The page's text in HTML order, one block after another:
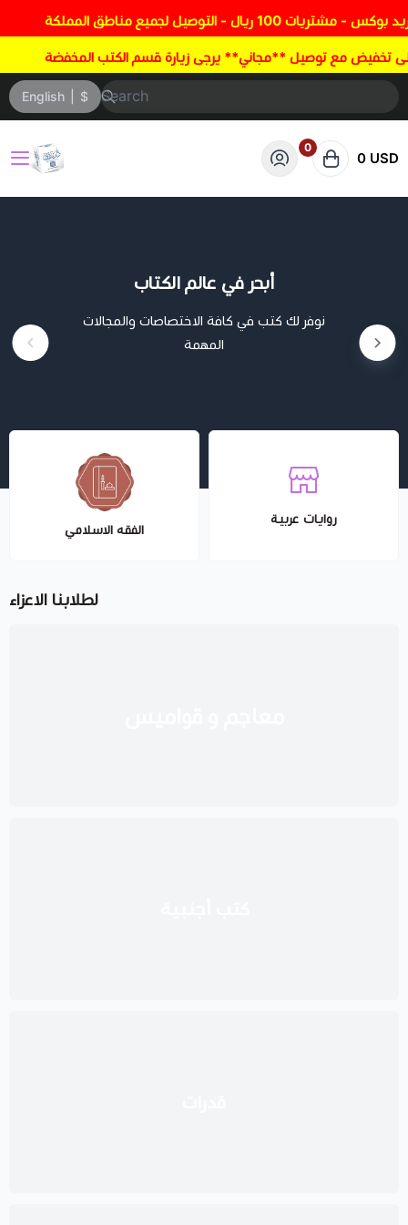
English $
متجر زدني علما
0
0 USD
أبحر في عالم الكتاب
نوفر لك كتب في كافة الاختصاصات والمجالات
المهمة
الفقه الاسلامي
روايات عربية
لطلابنا الاعزاء